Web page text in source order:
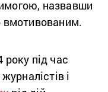
назвавши
вмотивованим.
під час
і